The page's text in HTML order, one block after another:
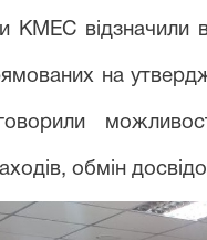
КМЕС відзначили
на
обмін